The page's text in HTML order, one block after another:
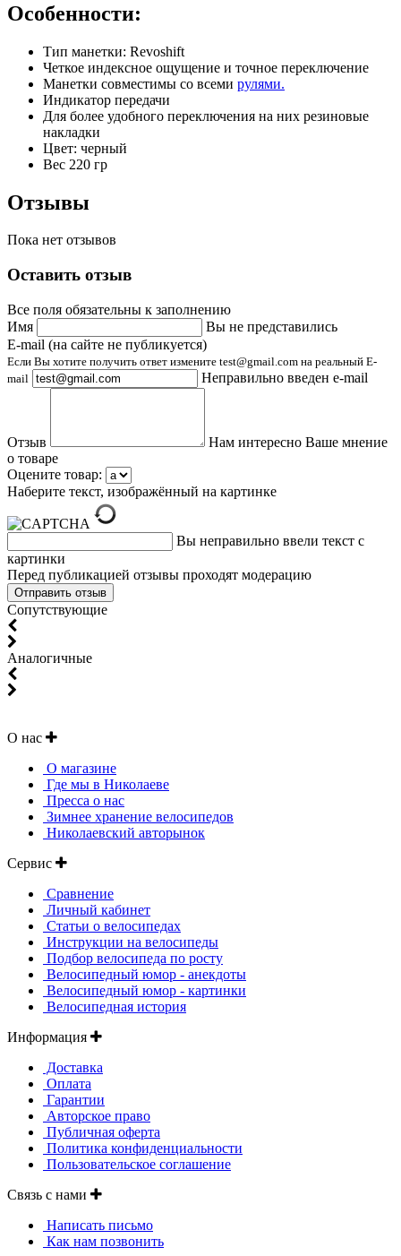
Особенности:
Тип манетки: Revoshift
Четкое индексное ощущение и точное переключение
Манетки совместимы со всеми рулями.
Индикатор передачи
Для более удобного переключения на них резиновые
накладки
Цвет: черный
Вес 220 гр
Отзывы
Пока нет отзывов
Оставить отзыв
Все поля обязательны к заполнению
Имя
Вы не представились
E-mail (на сайте не публикуется)
Если Вы хотите получить ответ измените test@gmail.com на реальный E-
mail
Неправильно введен e-mail
Отзыв
Нам интересно Ваше мнение
о товаре
Оцените товар:
Наберите текст, изображённый на картинке
Вы неправильно ввели текст с
картинки
Перед публикацией отзывы проходят модерацию
Cопутствующие
Аналогичные
О нас
О магазине
Где мы в Николаеве
Пресса о нас
Зимнее хранение велосипедов
Николаевский авторынок
Сервис
Сравнение
Личный кабинет
Статьи о велосипедах
Инструкции на велосипеды
Подбор велосипеда по росту
Велосипедный юмор - анекдоты
Велосипедный юмор - картинки
Велосипедная история
Информация
Доставка
Оплата
Гарантии
Авторское право
Публичная оферта
Политика конфиденциальности
Пользовательское соглашение
Связь с нами
Написать письмо
Как нам позвонить